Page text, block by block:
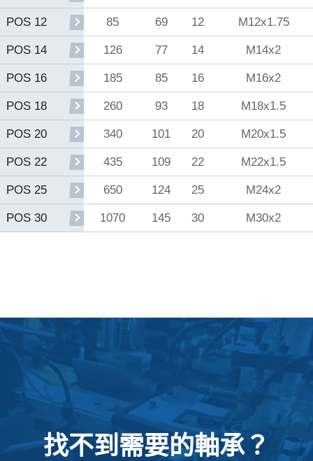
POS 12 85 69 12 M12x1.75
POS 14 126 77 14 M14x2
POS 16 185 85 16 M16x2
POS 18 260 93 18 M18x1.5
POS 20 340 101 20 M20x1.5
POS 22 435 109 22 M22x1.5
POS 25 650 124 25 M24x2
POS 30 1070 145 30 M30x2
找不到需要的軸承？